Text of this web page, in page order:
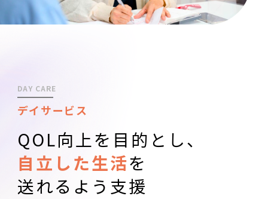
DAY CARE
デイサービス
QOL向上を目的とし、
自立した生活を
送れるよう支援